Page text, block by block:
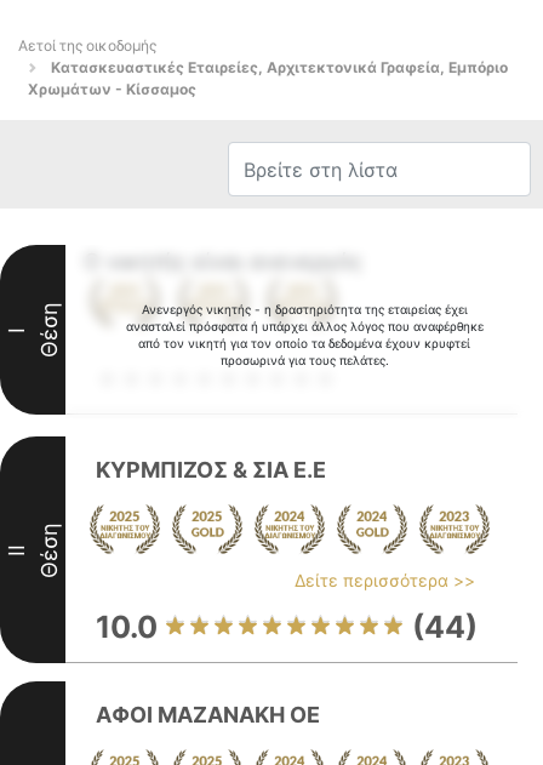
Αετοί της οικοδομής
Κατασκευαστικές Εταιρείες, Αρχιτεκτονικά Γραφεία, Εμπόριο
Χρωμάτων - Κίσσαμος
Ανενεργός νικητής - η δραστηριότητα της εταιρείας έχει
ανασταλεί πρόσφατα ή υπάρχει άλλος λόγος που αναφέρθηκε
από τον νικητή για τον οποίο τα δεδομένα έχουν κρυφτεί
προσωρινά για τους πελάτες.
I Θέση
II Θέση
ΚΥΡΜΠΙΖΟΣ & ΣΙΑ Ε.Ε
Δείτε περισσότερα >>
10.0 (44)
ΑΦΟΙ ΜΑΖΑΝΑΚΗ ΟΕ